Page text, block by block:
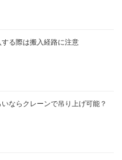
る際は搬入経路に注意
ならクレーンで吊り上げ可能？